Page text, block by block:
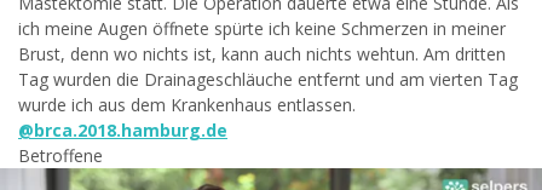
ich meine Augen öffnete spürte ich keine Schmerzen in meiner
Brust, denn wo nichts ist, kann auch nichts wehtun. Am dritten
Tag wurden die Drainageschläuche entfernt und am vierten Tag
wurde ich aus dem Krankenhaus entlassen.
@brca.2018.hamburg.de
Betroffene